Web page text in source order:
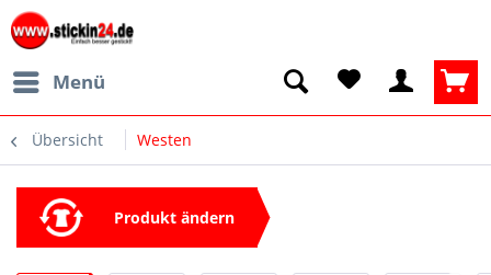
Menü
Übersicht Westen
Produkt ändern